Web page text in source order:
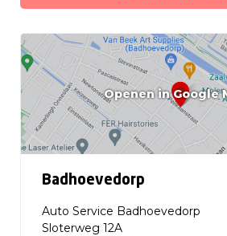
Openen in Google
Badhoevedorp
Auto Service Badhoevedorp
Sloterweg 12A